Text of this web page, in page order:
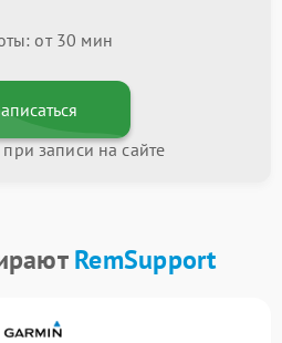
от 30 мин
записи на сайте
RemSupport